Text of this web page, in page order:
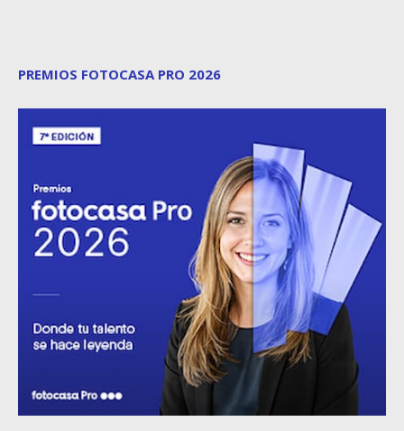
PREMIOS FOTOCASA PRO 2026